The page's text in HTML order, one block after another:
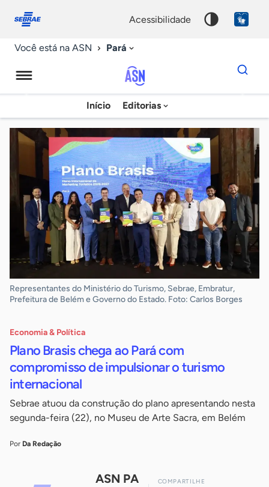
conosco
acessibilidade
Você está na ASN Pará
Agência
Sebrae
de
Notícias
Início Editorias
Dados
para
chave
Representantes do Ministério do Turismo, Sebrae, Embratur,
Prefeitura de Belém e Governo do Estado. Foto: Carlos Borges
Economia & Política
Plano Brasis chega ao Pará com
compromisso de impulsionar o turismo
internacional
Sebrae atuou da construção do plano apresentando nesta
segunda-feira (22), no Museu de Arte Sacra, em Belém
Por Da Redação
ASN PA COMPARTILHE